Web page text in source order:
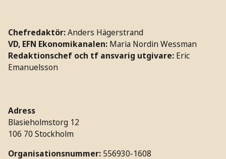
Chefredaktör:Anders Hägerstrand
VD, EFN Ekonomikanalen: Maria Nordin Wessman
Redaktionschef och tf ansvarig utgivare: Eric
Emanuelsson
Adress
Blasieholmstorg 12
106 70 Stockholm
Organisationsnummer: 556930-1608